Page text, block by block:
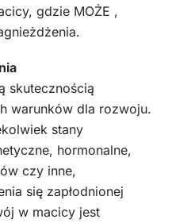
gdzie MOŻE ,
skutecznością
warunków dla rozwoju.
stany
hormonalne,
czy inne,
się zapłodnionej
w macicy jest